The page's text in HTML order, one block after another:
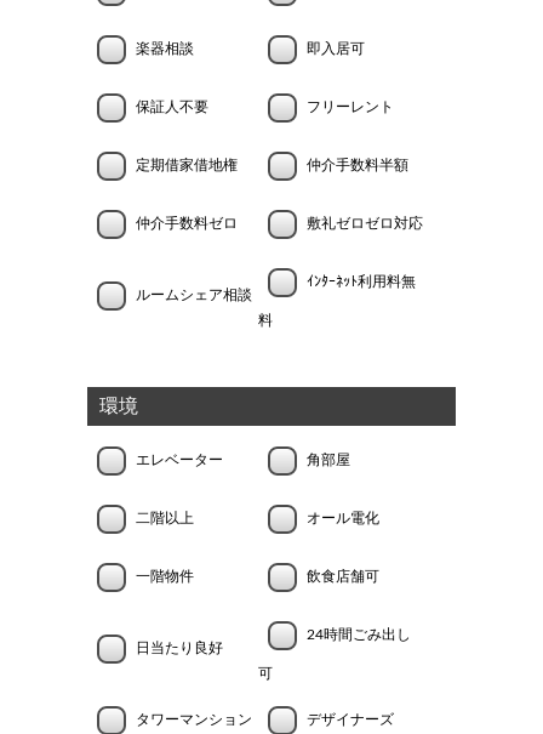
楽器相談 即入居可
保証人不要 フリーレント
定期借家借地権 仲介手数料半額
仲介手数料ゼロ 敷礼ゼロゼロ対応
ルームシェア相談
ｲﾝﾀｰﾈｯﾄ利用料無
料
環境
エレベーター 角部屋
二階以上 オール電化
一階物件 飲食店舗可
日当たり良好
24時間ごみ出し
可
タワーマンション デザイナーズ